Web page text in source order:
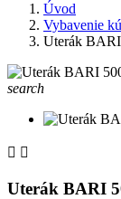
Úvod
Vybavenie
Uterák
search
 
Uterák BARI